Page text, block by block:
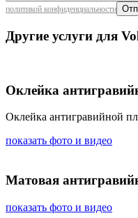
политикой конфиденциальности
Другие услуги для
Оклейка
Оклейка антигравийной
показать фото и видео
Матовая
показать фото и видео